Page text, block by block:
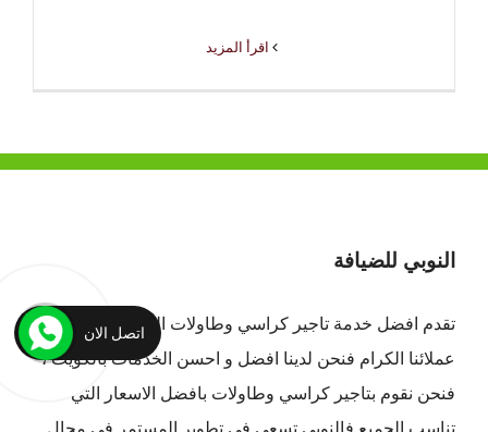
النوبي للضيافة
تقدم افضل خدمة تاجير كراسي وطاولات الكويت لجميع
عملائنا الكرام فنحن لدينا افضل و احسن الخدمات بالكويت ،
فنحن نقوم بتاجير كراسي وطاولات بافضل الاسعار التي
تناسب الجميع فالنوبي تسعي في تطوير المستمر في مجال
اتصل الان